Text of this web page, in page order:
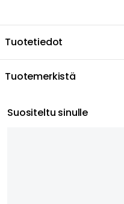
Tuotetiedot
Tuotemerkistä
Suositeltu sinulle